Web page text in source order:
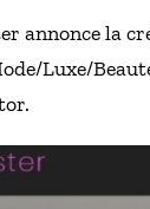
annonce la
Luxe/